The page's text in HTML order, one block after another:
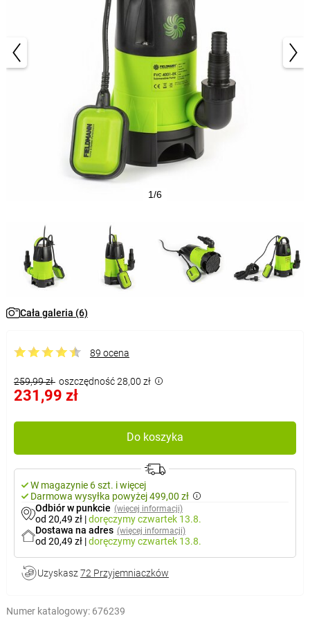
1/6
Cała galeria (6)
89 ocena
259,99 zł oszczędność 28,00 zł
231,99 zł
Do koszyka
W magazynie 6 szt. i więcej
Darmowa wysyłka powyżej 499,00 zł
Odbiór w punkcie (więcej informacji)
od 20,49 zł |doręczymyczwartek 13.8.
Dostawa na adres (więcej informacji)
od 20,49 zł |doręczymyczwartek 13.8.
Uzyskasz 72 Przyjemniaczków
Numer katalogowy: 676239